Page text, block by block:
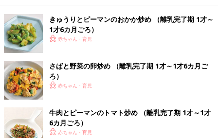
きゅうりとピーマンのおかか炒め （離乳完了期 1才～
1才6カ月ごろ）
赤ちゃん・育児
さばと野菜の卵炒め （離乳完了期 1才～1才6カ月ご
ろ）
赤ちゃん・育児
牛肉とピーマンのトマト炒め （離乳完了期 1才～1才
6カ月ごろ）
赤ちゃん・育児